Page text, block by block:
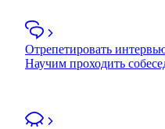
Отрепетировать
Научим проходить